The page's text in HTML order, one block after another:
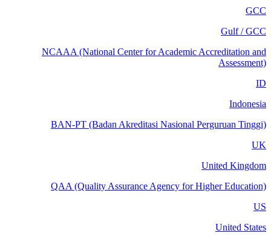
GCC
Gulf / GCC
NCAAA (National Center for Academic Accreditation and
Assessment)
ID
Indonesia
BAN-PT (Badan Akreditasi Nasional Perguruan Tinggi)
UK
United Kingdom
QAA (Quality Assurance Agency for Higher Education)
US
United States